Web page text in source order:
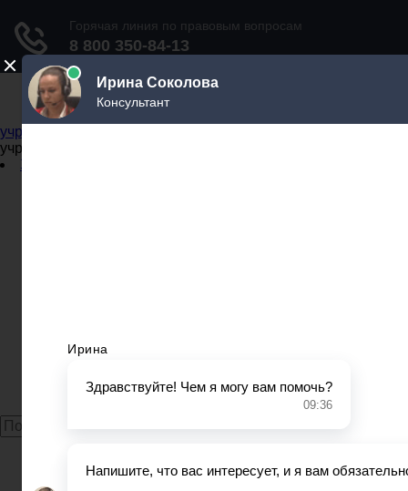
Не официальный справочник государственных
учреждений
учреждений
Задать вопрос юристу
Судебные приставы
Задать вопрос юристу